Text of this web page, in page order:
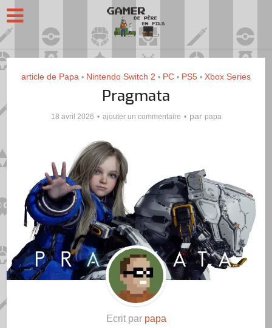
article de Papa • Nintendo Switch 2 • PC • PS5 • Xbox Series
Pragmata
18 avril 2026 ajouter un commentaire par papa
Ecrit par papa